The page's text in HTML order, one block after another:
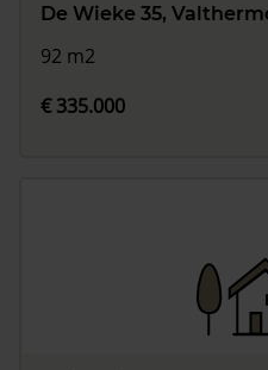
De Wieke 35,
92 m2
€ 335.000